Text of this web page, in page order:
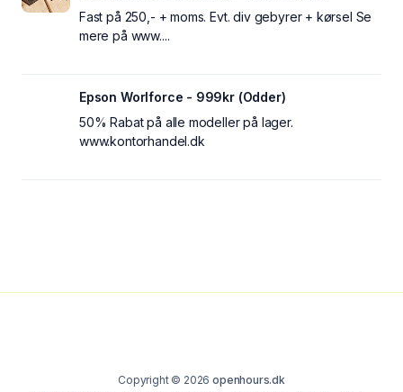
Fast på 250,- + moms. Evt. div gebyrer + kørsel Se
mere på www....
Epson Worlforce - 999kr (Odder)
50% Rabat på alle modeller på lager.
www.kontorhandel.dk
Copyright © 2026openhours.dk